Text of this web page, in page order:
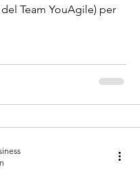
Team YouAgile) per